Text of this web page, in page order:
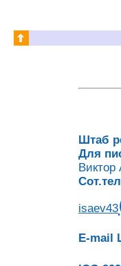
Штаб
Для
Виктор
isaev43
E-mail